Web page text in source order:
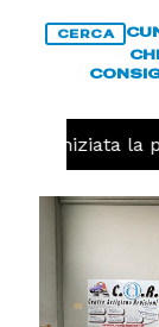
CERCA
iniziata la